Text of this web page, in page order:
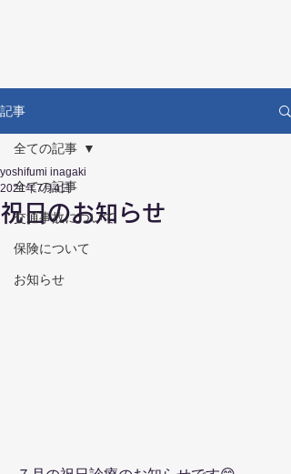
記事
全ての記事
交通事故について
保険について
お知らせ
全ての記事
祝日のお知らせ
yoshifumi inagaki
2021年7月4日